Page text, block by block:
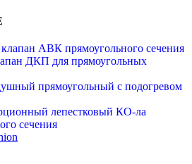
АВК прямоугольного сечения
ДКП для прямоугольных
прямоугольный с подогревом
лепестковый КО-ла
сечения